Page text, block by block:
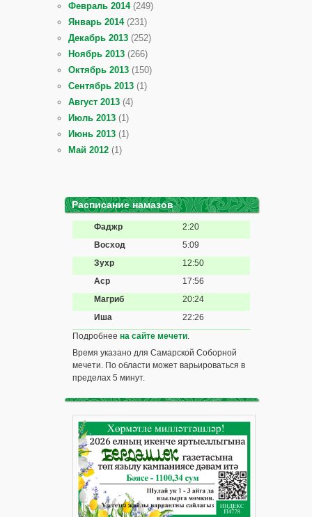
Февраль 2014(249)
Январь 2014(231)
Декабрь 2013 (252)
Ноябрь 2013 (266)
Октябрь 2013 (150)
Сентябрь 2013 (1)
Август 2013 (4)
Июль 2013 (1)
Июнь 2013 (1)
Май 2012 (1)
Расписание намазов
Фаджр
2:20
Восход
5:09
Зухр
12:50
Аср
17:56
Магриб
20:24
Иша
22:26
Подробнее на сайте мечети.
Время указано для Самарской Соборной
мечети. По области может варьироваться в
пределах 5 минут.